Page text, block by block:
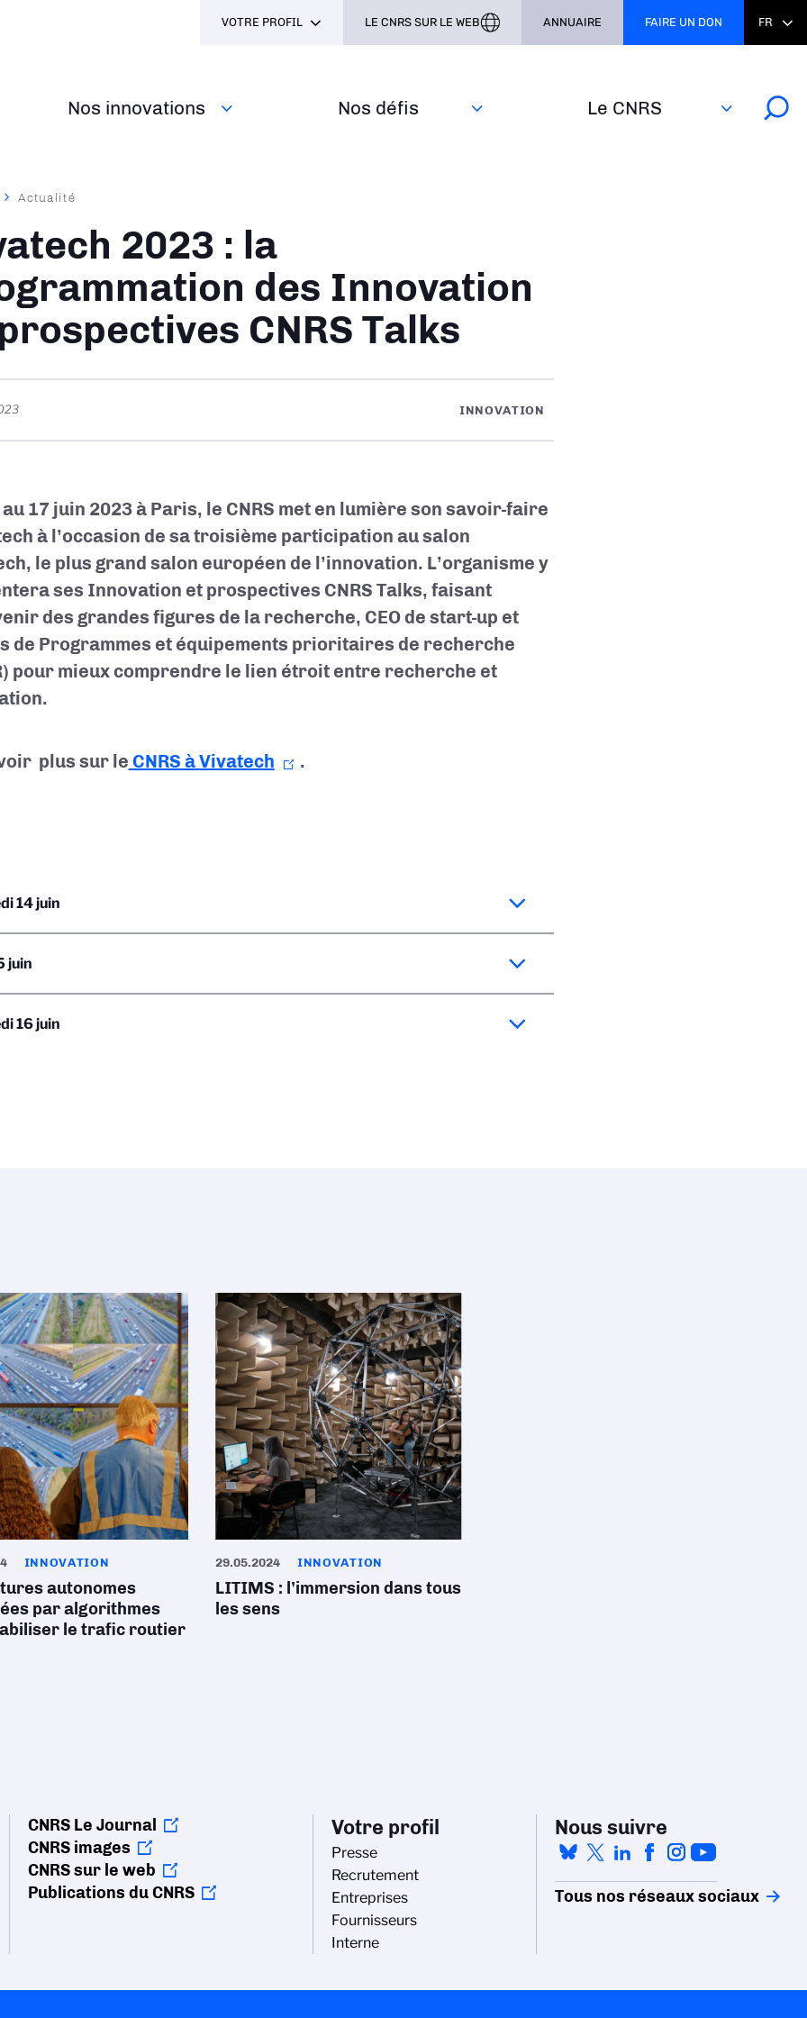
Nos innovations Nos défis‎ Le CNRS
VOTRE PROFIL LE CNRS SUR LE WEB ANNUAIRE FAIRE UN DON FR
Actualité
2023 : la
des Innovation
CNRS Talks
INNOVATION
au 17 juin 2023 à Paris, le CNRS met en lumière son savoir-faire
à l’occasion de sa troisième participation au salon
le plus grand salon européen de l’innovation. L’organisme y
ses Innovation et prospectives CNRS Talks, faisant
des grandes figures de la recherche, CEO de start-up et
de Programmes et équipements prioritaires de recherche
pour mieux comprendre le lien étroit entre recherche et
plus sur le CNRS à Vivatech .
14 juin
juin
16 juin
INNOVATION
autonomes
par algorithmes
le trafic routier
29.05.2024 INNOVATION
LITIMS : l’immersion dans tous
les sens
CNRS Le Journal
CNRS images
CNRS sur le web
Publications du CNRS
Votre profil
Presse
Recrutement
Entreprises
Fournisseurs
Interne
Nous suivre
Tous nos réseaux sociaux